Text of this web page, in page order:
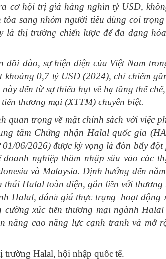
cơ hội trị giá hàng nghìn tỷ USD,
sang nhóm người tiêu dùng coi
là thị trường chiến lược để đa dạng
dồi dào, sự hiện diện của Việt Nam
0,7 tỷ USD (2024), chỉ chiếm
đến từ sự thiếu hụt về hạ tầng thể
thương mại (XTTM) chuyên biệt.
quan trọng về mặt chính sách với việc
tâm Chứng nhận Halal quốc gia
06/2026) được kỳ vọng là đòn bẩy đột
nghiệp thâm nhập sâu vào các
và Malaysia. Định hướng đến
thái Halal toàn diện, gắn liền với thương
Halal, đánh giá thực trạng hoạt động
xúc tiến thương mại ngành Halal
nâng cao năng lực cạnh tranh và mở
trường Halal, hội nhập quốc tế.